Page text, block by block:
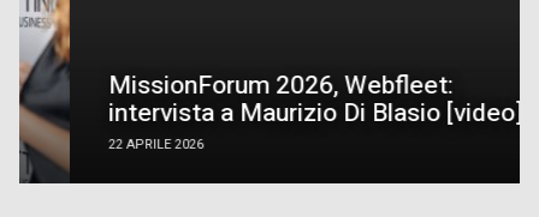
22 APRILE 2026
MissionForum 2026, Webfleet:
intervista a Maurizio Di Blasio [video]